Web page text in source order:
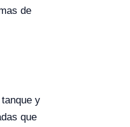
de
y
que